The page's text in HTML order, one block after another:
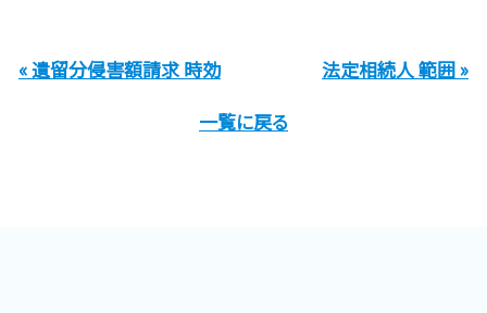
« 遺留分侵害額請求 時効
法定相続人 範囲 »
一覧に戻る